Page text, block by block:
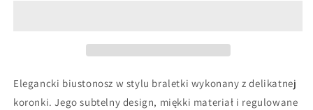
Elegancki biustonosz w stylu braletki wykonany z delikatnej
koronki. Jego subtelny design, miękki materiał i regulowane